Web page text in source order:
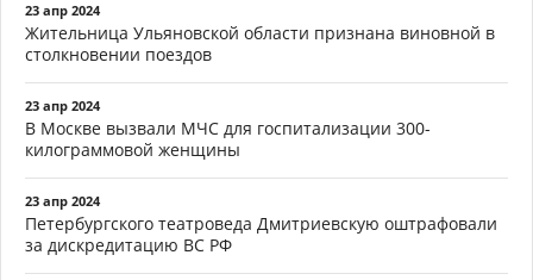
23 апр 2024
Жительница Ульяновской области признана виновной в
столкновении поездов
23 апр 2024
В Москве вызвали МЧС для госпитализации 300-
килограммовой женщины
23 апр 2024
Петербургского театроведа Дмитриевскую оштрафовали
за дискредитацию ВС РФ